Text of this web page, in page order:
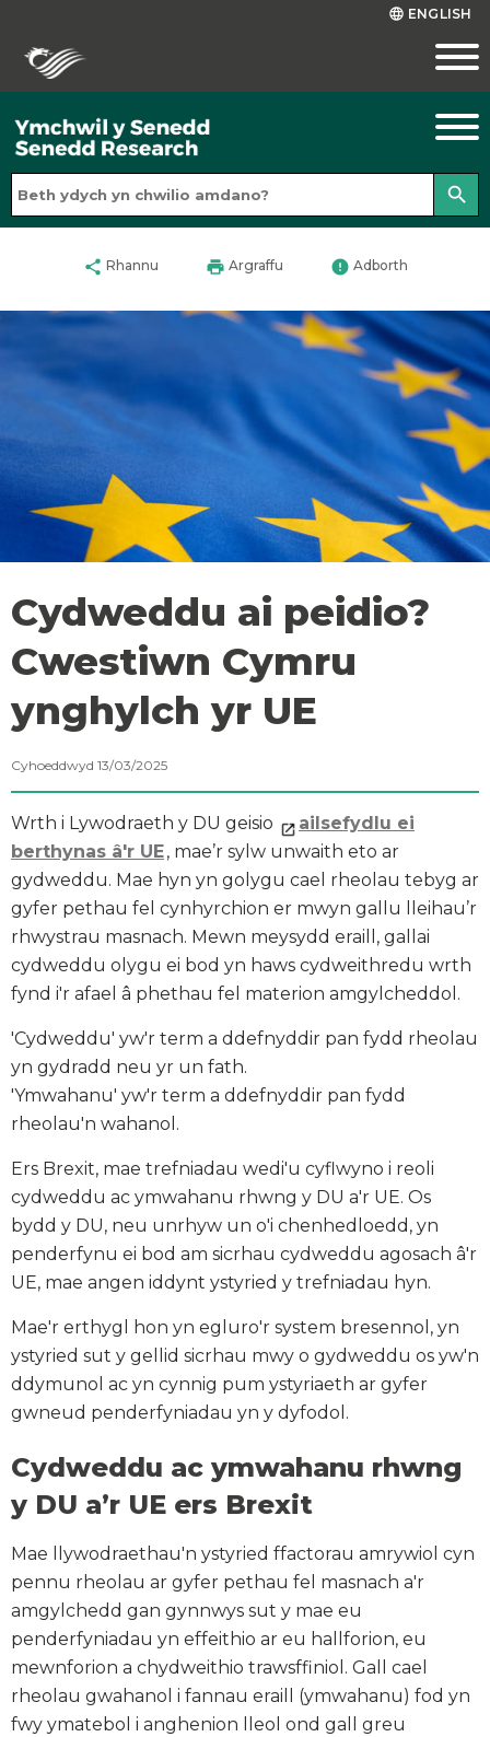
language ENGLISH
search
share Rhannu print Argraffu error Adborth
Cydweddu ai peidio?
Cwestiwn Cymru
ynghylch yr UE
Cyhoeddwyd 13/03/2025
Wrth i Lywodraeth y DU geisio
ailsefydlu ei
berthynas â'r UE, mae’r sylw unwaith eto ar
gydweddu. Mae hyn yn golygu cael rheolau tebyg ar
gyfer pethau fel cynhyrchion er mwyn gallu lleihau’r
rhwystrau masnach. Mewn meysydd eraill, gallai
cydweddu olygu ei bod yn haws cydweithredu wrth
fynd i'r afael â phethau fel materion amgylcheddol.
'Cydweddu' yw'r term a ddefnyddir pan fydd rheolau
yn gydradd neu yr un fath.
'Ymwahanu' yw'r term a ddefnyddir pan fydd
rheolau'n wahanol.
Ers Brexit, mae trefniadau wedi'u cyflwyno i reoli
cydweddu ac ymwahanu rhwng y DU a'r UE. Os
bydd y DU, neu unrhyw un o'i chenhedloedd, yn
penderfynu ei bod am sicrhau cydweddu agosach â'r
UE, mae angen iddynt ystyried y trefniadau hyn.
Mae'r erthygl hon yn egluro'r system bresennol, yn
ystyried sut y gellid sicrhau mwy o gydweddu os yw'n
ddymunol ac yn cynnig pum ystyriaeth ar gyfer
gwneud penderfyniadau yn y dyfodol.
Cydweddu ac ymwahanu rhwng
y DU a’r UE ers Brexit
Mae llywodraethau'n ystyried ffactorau amrywiol cyn
pennu rheolau ar gyfer pethau fel masnach a'r
amgylchedd gan gynnwys sut y mae eu
penderfyniadau yn effeithio ar eu hallforion, eu
mewnforion a chydweithio trawsffiniol. Gall cael
rheolau gwahanol i fannau eraill (ymwahanu) fod yn
fwy ymatebol i anghenion lleol ond gall greu